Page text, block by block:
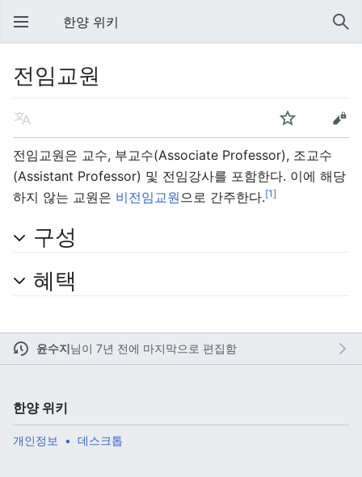
주 메뉴 열기
한양 위키
전임교원
전임교원은 교수, 부교수(Associate Professor), 조교수
(Assistant Professor) 및 전임강사를 포함한다. 이에 해당
하지 않는 교원은 비전임교원으로 간주한다.[1]
구성
혜택
윤수지님이 7년 전에 마지막으로 편집함
한양 위키
개인정보 데스크톱